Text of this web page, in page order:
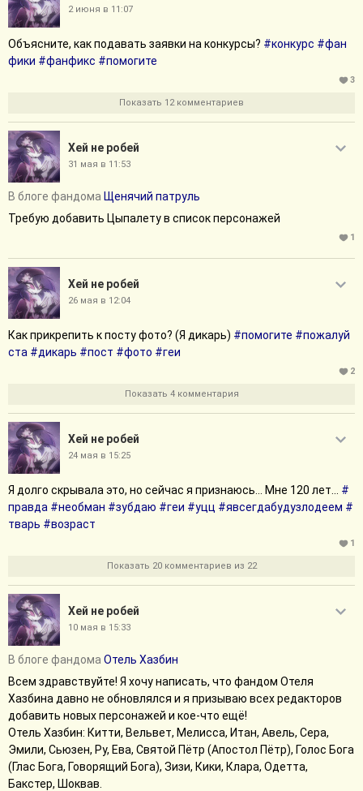
2 июня в 11:07
Объясните, как подавать заявки на конкурсы? #конкурс #фан
фики #фанфикс #помогите
3
Показать 12 комментариев
Хей не робей
31 мая в 11:53
В блоге фандома Щенячий патруль
Требую добавить Цыпалету в список персонажей
1
Хей не робей
26 мая в 12:04
Как прикрепить к посту фото? (Я дикарь) #помогите #пожалуй
ста #дикарь #пост #фото #геи
2
Показать 4 комментария
Хей не робей
24 мая в 15:25
Я долго скрывала это, но сейчас я признаюсь... Мне 120 лет... #
правда #необман #зубдаю #геи #уцц #явсегдабудузлодеем #
тварь #возраст
1
Показать 20 комментариев из 22
Хей не робей
10 мая в 15:33
В блоге фандома Отель Хазбин
Всем здравствуйте! Я хочу написать, что фандом Отеля
Хазбина давно не обновлялся и я призываю всех редакторов
добавить новых персонажей и кое-что ещё!
Отель Хазбин: Китти, Вельвет, Мелисса, Итан, Авель, Сера,
Эмили, Сьюзен, Ру, Ева, Святой Пётр (Апостол Пётр), Голос Бога
(Глас Бога, Говорящий Бога), Зизи, Кики, Клара, Одетта,
Бакстер, Шоквав.